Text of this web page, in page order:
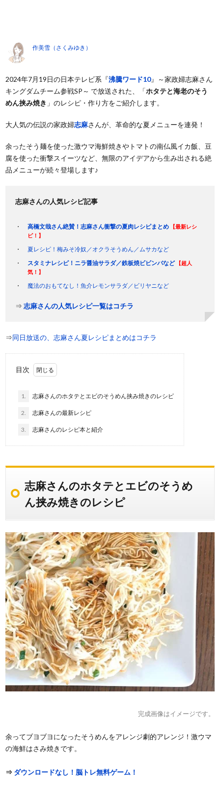
作美雪（さくみゆき）
2024年7月19日の日本テレビ系『沸騰ワード10』～家政婦志麻さん
キングダムチーム参戦SP～ で放送された、「ホタテと海老のそう
めん挟み焼き 」のレシピ・作り方をご紹介します。
大人気の伝説の家政婦志麻さんが、革命的な夏メニューを連発！
余ったそう麺を使った激ウマ海鮮焼きやトマトの南仏風イカ飯、豆
腐を使った衝撃スイーツなど、無限のアイデアから生み出される絶
品メニューが続々登場します♪
志麻さんの人気レシピ記事
高橋文哉さん絶賛！志麻さん衝撃の夏肉レシピまとめ
【最新レシ
ピ！】
夏レシピ！梅みそ冷奴／オクラそうめん／ムサカなど
スタミナレシピ！ニラ醤油サラダ／鉄板焼ビビンバなど
【超人
気！】
魔法のおもてなし！魚介レモンサラダ／ビリヤニなど
⇒志麻さんの人気レシピ一覧はコチラ
⇒同日放送の、志麻さん夏レシピまとめはコチラ
目次
1. 志麻さんのホタテとエビのそうめん挟み焼きのレシピ
2. 志麻さんの最新レシピ
3. 志麻さんのレシピ本と紹介
志麻さんのホタテとエビのそうめ
ん挟み焼きのレシピ
完成画像はイメージです。
余ってブヨブヨになったそうめんをアレンジ劇的アレンジ！激ウマ
の海鮮はさみ焼きです。
⇒ ダウンロードなし！脳トレ無料ゲーム！